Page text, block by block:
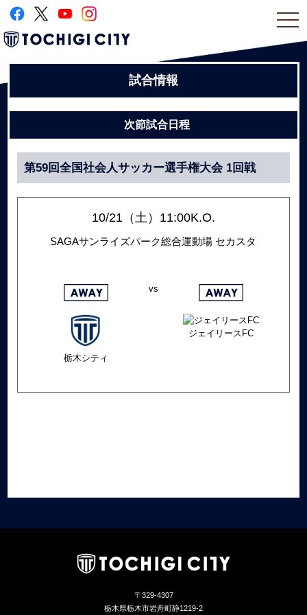
試合情報
次節試合日程
第59回全国社会人サッカー選手権大会 1回戦
10/21（土）11:00K.O.
SAGAサンライズパーク総合運動場 セカスタ
栃木シティ
vs
ジェイリースFC
〒329-4307
栃木県栃木市岩舟町静1219-2